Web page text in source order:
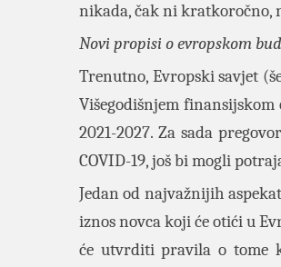
nikada, čak ni kratkoročno,
Novi propisi o evropskom
Trenutno, Evropski savjet
Višegodišnjem
2021-2027. Za sada
COVID-19, još bi mogli
Jedan od najvažnijih
iznos novca koji će otići u
će utvrditi pravila o tome